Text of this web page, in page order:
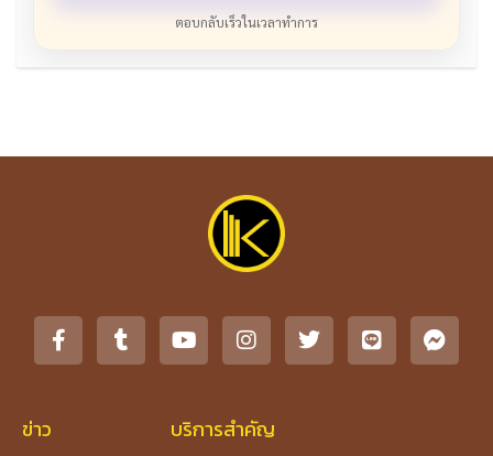
ตอบกลับเร็วในเวลาทำการ
ข่าว บริการสำคัญ